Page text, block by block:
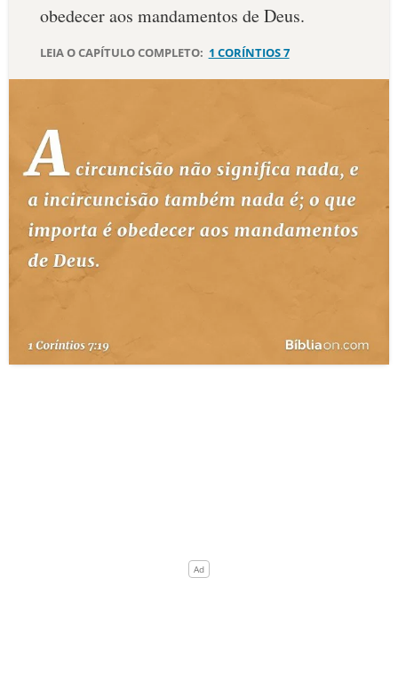
DEVOCIONAL DIÁRIO
10 MANDAMENTOS
ESTUDOS BÍBLICOS
ESBOÇOS DE PREGAÇÃO
TEMAS
TERMO BÍBLICO
obedecer aos mandamentos de Deus.
LEIA O CAPÍTULO COMPLETO: 1 CORÍNTIOS 7